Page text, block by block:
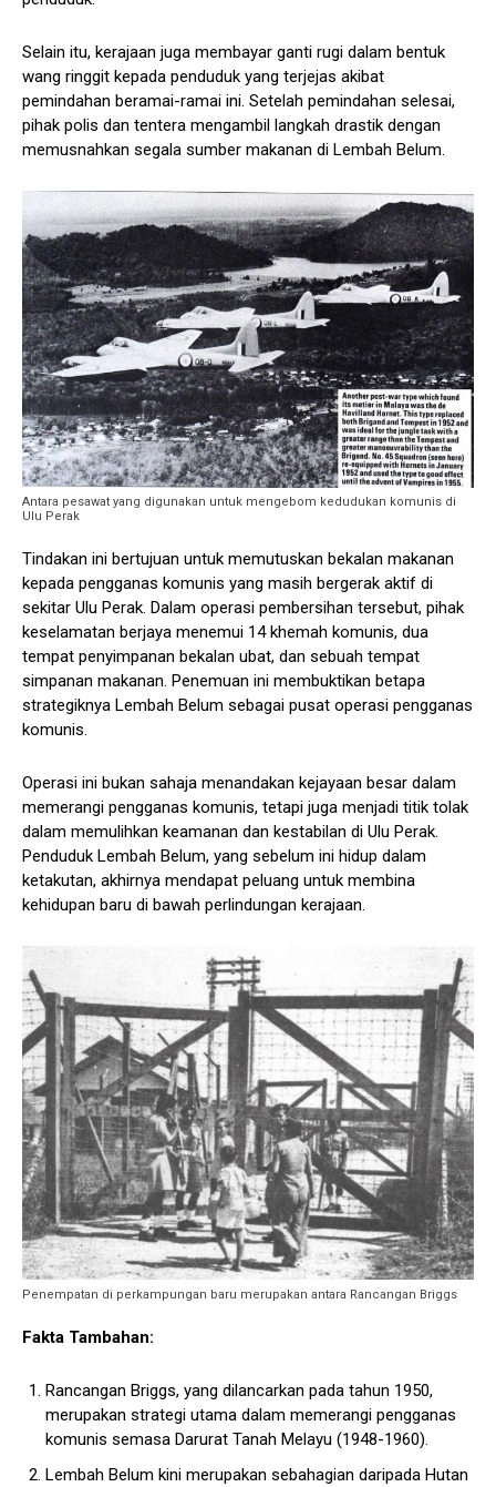
Selain itu, kerajaan juga membayar ganti rugi dalam bentuk
wang ringgit kepada penduduk yang terjejas akibat
pemindahan beramai-ramai ini. Setelah pemindahan selesai,
pihak polis dan tentera mengambil langkah drastik dengan
memusnahkan segala sumber makanan di Lembah Belum.
Antara pesawat yang digunakan untuk mengebom kedudukan komunis di
Ulu Perak
Tindakan ini bertujuan untuk memutuskan bekalan makanan
kepada pengganas komunis yang masih bergerak aktif di
sekitar Ulu Perak. Dalam operasi pembersihan tersebut, pihak
keselamatan berjaya menemui 14 khemah komunis, dua
tempat penyimpanan bekalan ubat, dan sebuah tempat
simpanan makanan. Penemuan ini membuktikan betapa
strategiknya Lembah Belum sebagai pusat operasi pengganas
komunis.
Operasi ini bukan sahaja menandakan kejayaan besar dalam
memerangi pengganas komunis, tetapi juga menjadi titik tolak
dalam memulihkan keamanan dan kestabilan di Ulu Perak.
Penduduk Lembah Belum, yang sebelum ini hidup dalam
ketakutan, akhirnya mendapat peluang untuk membina
kehidupan baru di bawah perlindungan kerajaan.
Penempatan di perkampungan baru merupakan antara Rancangan Briggs
Fakta Tambahan:
Rancangan Briggs, yang dilancarkan pada tahun 1950,
merupakan strategi utama dalam memerangi pengganas
komunis semasa Darurat Tanah Melayu (1948-1960).
Lembah Belum kini merupakan sebahagian daripada Hutan